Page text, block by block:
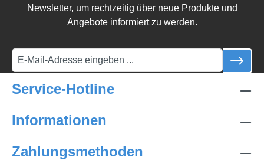
Newsletter, um rechtzeitig über neue Produkte und
Angebote informiert zu werden.
Service-Hotline
Informationen
Zahlungsmethoden